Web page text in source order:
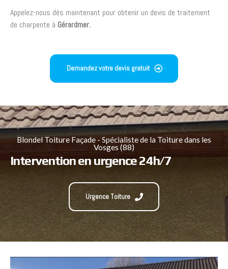
Appelez-nous dès maintenant pour obtenir un devis de traitement
de charpente à Gérardmer.
Demandez votre devis gratuit
Blondel Toiture Façade - Spécialiste de la Toiture dans les
Vosges (88)
Intervention en urgence 24h/7
Urgence Toiture